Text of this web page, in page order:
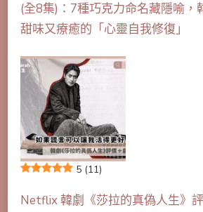
(全8集)：7種巧克力命名藏隱喻，
甜味又療癒的「心靈自我修復」
5 (11)
Netflix 韓劇《莎拉的真偽人生》